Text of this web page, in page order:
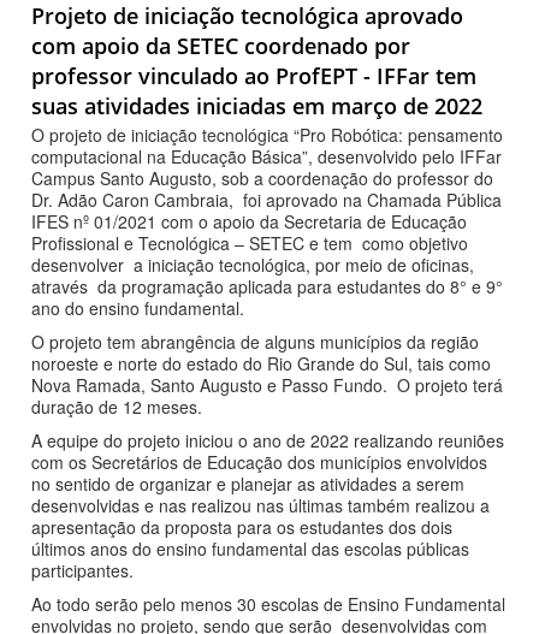
Projeto de iniciação tecnológica aprovado
com apoio da SETEC coordenado por
professor vinculado ao ProfEPT - IFFar tem
suas atividades iniciadas em março de 2022
O projeto de iniciação tecnológica “Pro Robótica: pensamento
computacional na Educação Básica”, desenvolvido pelo IFFar
Campus Santo Augusto, sob a coordenação do professor do
Dr. Adão Caron Cambraia, foi aprovado na Chamada Pública
IFES nº 01/2021 com o apoio da Secretaria de Educação
Profissional e Tecnológica – SETEC e tem como objetivo
desenvolver a iniciação tecnológica, por meio de oficinas,
através da programação aplicada para estudantes do 8° e 9°
ano do ensino fundamental.
O projeto tem abrangência de alguns municípios da região
noroeste e norte do estado do Rio Grande do Sul, tais como
Nova Ramada, Santo Augusto e Passo Fundo. O projeto terá
duração de 12 meses.
A equipe do projeto iniciou o ano de 2022 realizando reuniões
com os Secretários de Educação dos municípios envolvidos
no sentido de organizar e planejar as atividades a serem
desenvolvidas e nas realizou nas últimas também realizou a
apresentação da proposta para os estudantes dos dois
últimos anos do ensino fundamental das escolas públicas
participantes.
Ao todo serão pelo menos 30 escolas de Ensino Fundamental
envolvidas no projeto, sendo que serão desenvolvidas com